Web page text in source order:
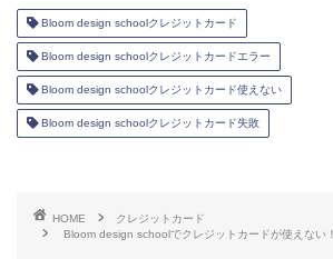
Bloom design schoolクレジットカード
Bloom design schoolクレジットカードエラー
Bloom design schoolクレジットカード使えない
Bloom design schoolクレジットカード失敗
HOME
クレジットカード
Bloom design schoolでクレジットカードが使えない